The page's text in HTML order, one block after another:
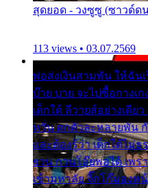
สุดยอด - วงซูซู (ซาวด์ด
113 views • 03.07.2569
พ่อส่งเงินสามพัน ให้ฉัน
บ๊าย บาย จะไปซื้อกางเ
เด็กใต้ ลีวายส์อย่างเดีย
หวั่น ตกตัวละหลายพัน
และต้องรู้ว่า เด็กใต้ไม่ธ
ยวน กวนโอ๊ยพอได้ เพร
เข้ามหาลัย จิ๊กโก๊มองห